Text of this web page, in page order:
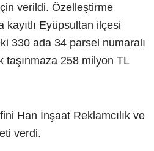
verildi. Özelleştirme
kayıtlı Eyüpsultan ilçesi
330 ada 34 parsel numaralı
taşınmaza 258 milyon TL
Han İnşaat Reklamcılık ve
verdi.